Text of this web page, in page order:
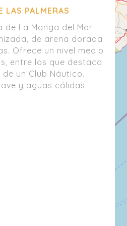
LAS PALMERAS
de La Manga del Mar
de arena dorada
Ofrece un nivel medio
entre los que destaca
un Club Náutico.
y aguas cálidas